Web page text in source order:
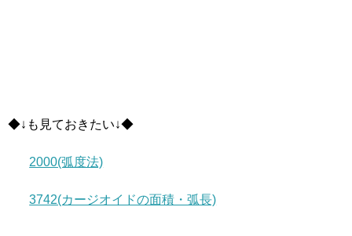
◆↓も見ておきたい↓◆
2000(弧度法)
3742(カージオイドの面積・弧長)